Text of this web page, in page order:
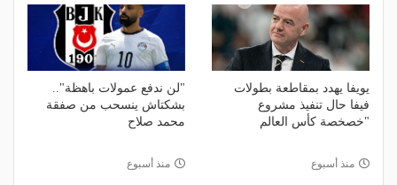
يويفا يهدد بمقاطعة بطولات
فيفا حال تنفيذ مشروع
"خصخصة كأس العالم
منذ أسبوع
"لن ندفع عمولات باهظة"..
بشكتاش ينسحب من صفقة
محمد صلاح
منذ أسبوع